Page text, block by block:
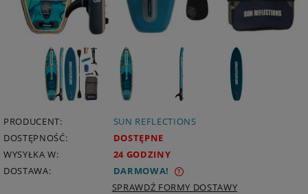
PRODUCENT:
SUN REFLECTIONS
DOSTĘPNOŚĆ:
DOSTĘPNE
WYSYŁKA W:
24 GODZINY
DOSTAWA:
DARMOWA
SPRAWDŹ FORMY DOSTAWY